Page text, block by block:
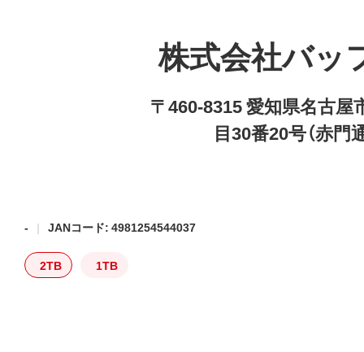
株式会社バッ
〒460-8315 愛知県名古屋
目30番20号（赤門
- JANコード: 4981254544037
2TB 1TB